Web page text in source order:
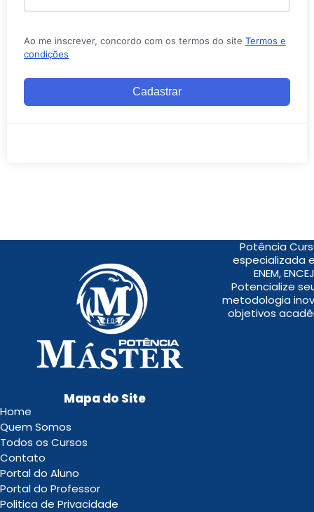
Ao me inscrever, concordo com os termos do site Termos e
condições
Cadastrar
Potência
especializada
ENEM,
Potencialize
metodologia
objetivos
Mapa do Site
Home
Quem Somos
Todos os Cursos
Contato
Portal do Aluno
Portal do Professor
Politica de Privacidade